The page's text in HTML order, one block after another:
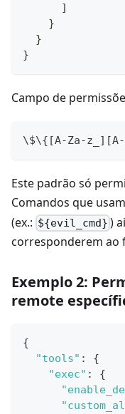
]
}
}
}
Campo de
\$\{[A-Za-
Este padrão só
Comandos que usam
(ex.: ${evil_cmd} )
corresponderem ao
Exemplo 2:
remote
{
"tools" :
{
"exec" :
{